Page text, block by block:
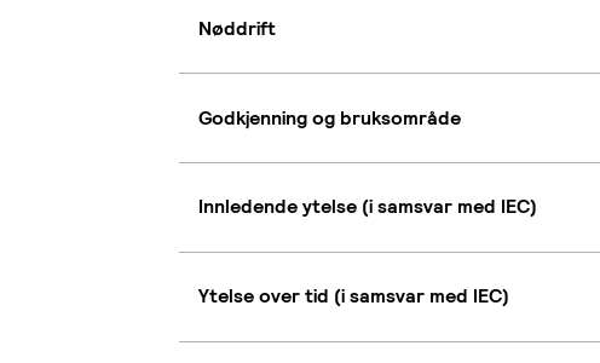
Nøddrift
Godkjenning og bruksområde
Innledende ytelse (i samsvar med IEC)
Ytelse over tid (i samsvar med IEC)